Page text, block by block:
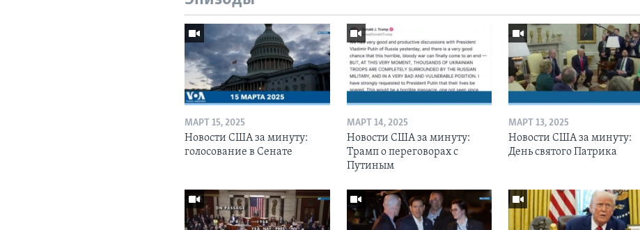
МАРТ 15, 2025
Новости США за минуту:
голосование в Сенате
МАРТ 14, 2025
Новости США за минуту:
Трамп о переговорах с
Путиным
МАРТ 13, 2025
Новости США за минуту:
День святого Патрика